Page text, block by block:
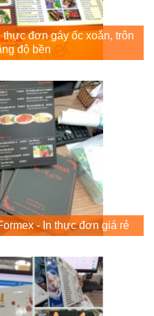
thực đơn gáy ốc xoắn, trôn
độ bền
- In thực đơn giá rẻ